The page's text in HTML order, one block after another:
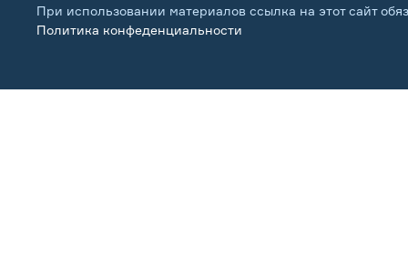
При использовании материалов ссылка на этот сайт
Политика конфеденциальности